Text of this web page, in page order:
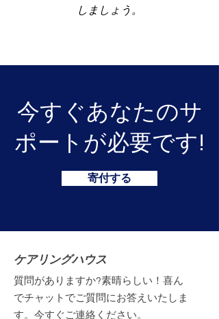
しましょう。
今すぐあなたのサ
ポートが必要です!
寄付する
ケアリングハウス
質問がありますか?素晴らしい！喜ん
でチャットでご質問にお答えいたしま
す。今すぐご連絡ください。